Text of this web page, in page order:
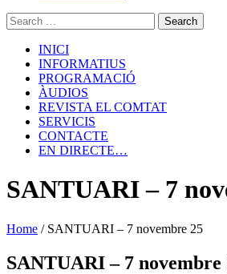
INICI
INFORMATIUS
PROGRAMACIÓ
ÀUDIOS
REVISTA EL COMTAT
SERVICIS
CONTACTE
EN DIRECTE…
SANTUARI – 7
Home / SANTUARI – 7 novembre 25
SANTUARI – 7 novembre